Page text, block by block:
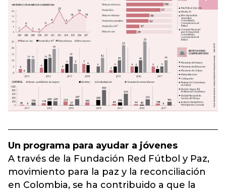
Un programa para ayudar a jóvenes
A través de la Fundación Red Fútbol y Paz,
movimiento para la paz y la reconciliación
en Colombia, se ha contribuido a que la